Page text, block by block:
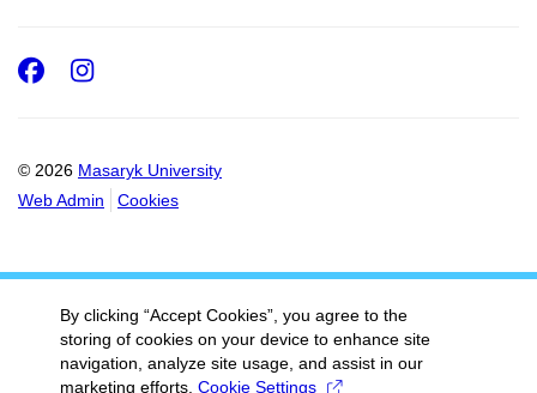
© 2026 Masaryk University
Web Admin
Cookies
Facebook
Instagram
By clicking “Accept Cookies”, you agree to the
storing of cookies on your device to enhance site
navigation, analyze site usage, and assist in our
marketing efforts. Cookie Settings